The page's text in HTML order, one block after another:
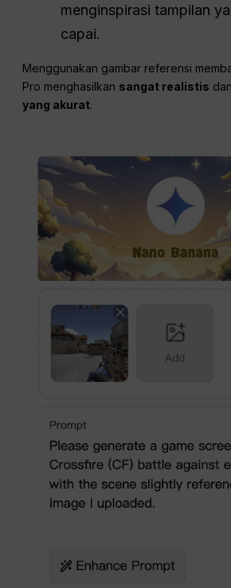
menginspirasi tampilan
capai.
Menggunakan gambar referensi
Pro menghasilkan sangat realistis
yang akurat.